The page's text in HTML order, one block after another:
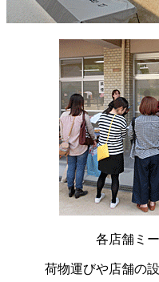
各店舗ミ
荷物運びや店舗の